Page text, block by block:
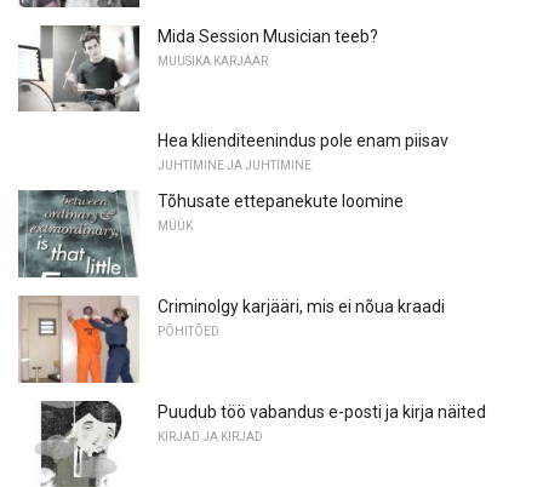
Mida Session Musician teeb?
MUUSIKA KARJÄÄR
Hea klienditeenindus pole enam piisav
JUHTIMINE JA JUHTIMINE
Tõhusate ettepanekute loomine
MÜÜK
Criminolgy karjääri, mis ei nõua kraadi
PÕHITÕED
Puudub töö vabandus e-posti ja kirja näited
KIRJAD JA KIRJAD